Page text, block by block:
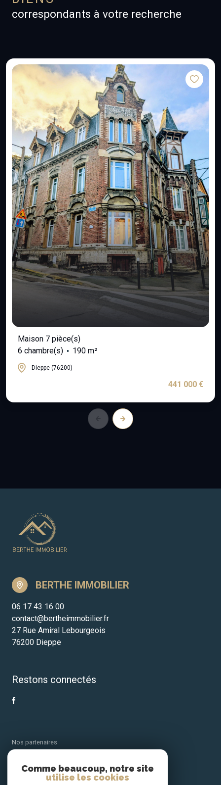
correspondants à votre recherche
Maison 7 pièce(s)
6 chambre(s)
190 m²
Dieppe (76200)
441 000 €
BERTHE IMMOBILIER
06 17 43 16 00
contact@bertheimmobilier.fr
27 Rue Amiral Lebourgeois
76200 Dieppe
Restons connectés
Nos partenaires
Mentions légales
Comme beaucoup, notre site
utilise les cookies